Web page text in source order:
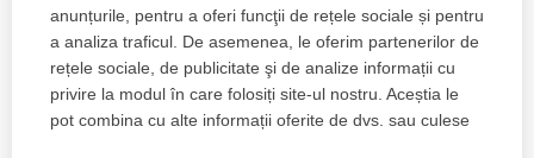
anunțurile, pentru a oferi funcţii de rețele sociale și pentru
a analiza traficul. De asemenea, le oferim partenerilor de
rețele sociale, de publicitate şi de analize informații cu
privire la modul în care folosiți site-ul nostru. Aceștia le
pot combina cu alte informații oferite de dvs. sau culese